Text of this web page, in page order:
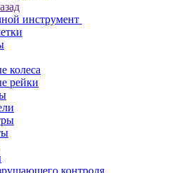
инструмент
колеса
рейки
контроля